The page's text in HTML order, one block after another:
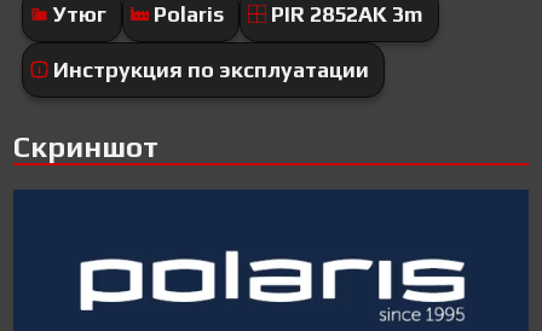
Утюг
Polaris PIR 2852AK 3m
Инструкция по эксплуатации
Скриншот